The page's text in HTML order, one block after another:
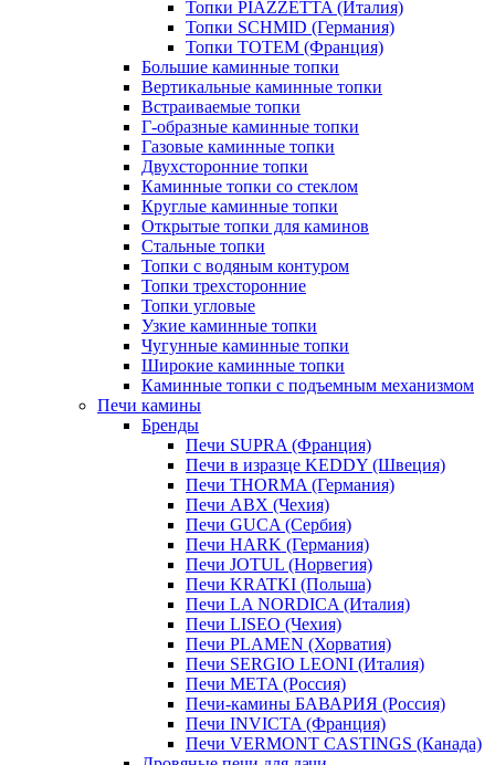
Топки PIAZZETTA (Италия)
Топки SCHMID (Германия)
Топки TOTEM (Франция)
Большие каминные топки
Вертикальные каминные топки
Встраиваемые топки
Г-образные каминные топки
Газовые каминные топки
Двухсторонние топки
Каминные топки со стеклом
Круглые каминные топки
Открытые топки для каминов
Стальные топки
Топки с водяным контуром
Топки трехсторонние
Топки угловые
Узкие каминные топки
Чугунные каминные топки
Широкие каминные топки
Каминные топки с подъемным механизмом
Печи камины
Бренды
Печи SUPRA (Франция)
Печи в изразце KEDDY (Швеция)
Печи THORMA (Германия)
Печи ABX (Чехия)
Печи GUCA (Сербия)
Печи HARK (Германия)
Печи JOTUL (Норвегия)
Печи KRATKI (Польша)
Печи LA NORDICA (Италия)
Печи LISEO (Чехия)
Печи PLAMEN (Хорватия)
Печи SERGIO LEONI (Италия)
Печи META (Россия)
Печи-камины БАВАРИЯ (Россия)
Печи INVICTA (Франция)
Печи VERMONT CASTINGS (Канада)